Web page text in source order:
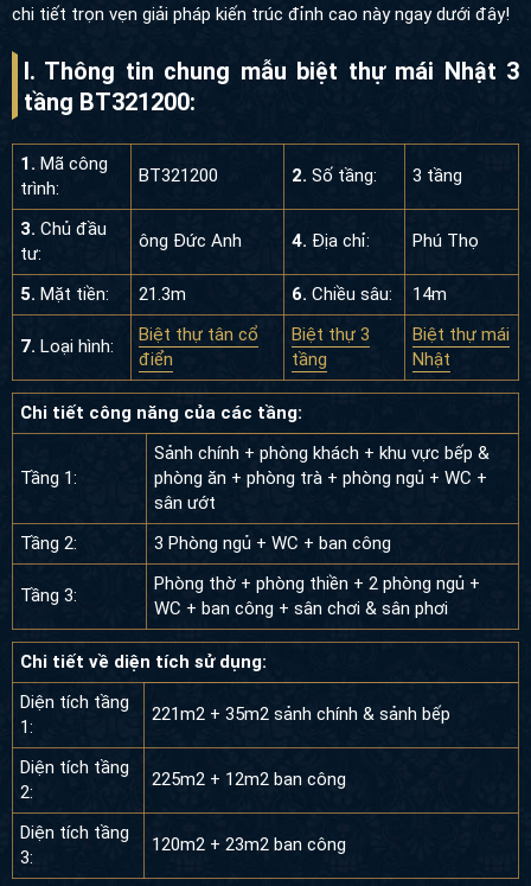
chi tiết trọn vẹn giải pháp kiến trúc đỉnh cao này ngay dưới đây!
I. Thông tin chung mẫu biệt thự mái Nhật 3
tầng BT321200:
1. Mã công
trình:
BT321200 2. Số tầng: 3 tầng
3. Chủ đầu
tư:
ông Đức Anh 4. Địa chỉ: Phú Thọ
5. Mặt tiền: 21.3m 6. Chiều sâu: 14m
7. Loại hình:
Biệt thự tân cổ
điển
Biệt thự 3
tầng
Biệt thự mái
Nhật
Chi tiết công năng của các tầng:
Tầng 1:
Sảnh chính + phòng khách + khu vực bếp &
phòng ăn + phòng trà + phòng ngủ + WC +
sân ướt
Tầng 2:
3 Phòng ngủ + WC + ban công
Tầng 3:
Phòng thờ + phòng thiền + 2 phòng ngủ +
WC + ban công + sân chơi & sân phơi
Chi tiết về diện tích sử dụng:
Diện tích tầng
1:
221m2 + 35m2 sảnh chính & sảnh bếp
Diện tích tầng
2:
225m2 + 12m2 ban công
Diện tích tầng
3:
120m2 + 23m2 ban công